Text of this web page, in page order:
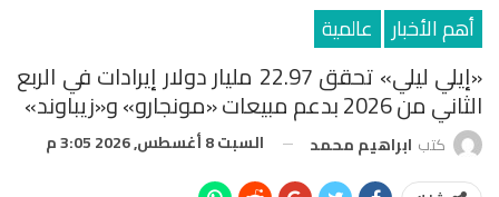
أهم الأخبار عالمية
«إيلي ليلي» تحقق 22.97 مليار دولار إيرادات في الربع
الثاني من 2026 بدعم مبيعات «مونجارو» و«زيباوند»
كتب ابراهيم محمد السبت 8 أغسطس, 2026 3:05 م